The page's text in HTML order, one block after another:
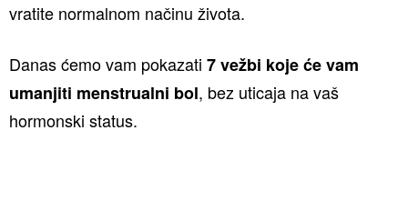
vratite normalnom načinu života.
Danas ćemo vam pokazati 7 vežbi koje će vam
umanjiti menstrualni bol, bez uticaja na vaš
hormonski status.